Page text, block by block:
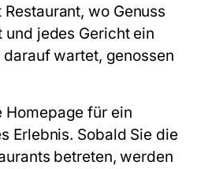
wo Genuss
und jedes Gericht ein
wartet, genossen
Homepage für ein
Erlebnis. Sobald Sie die
betreten, werden